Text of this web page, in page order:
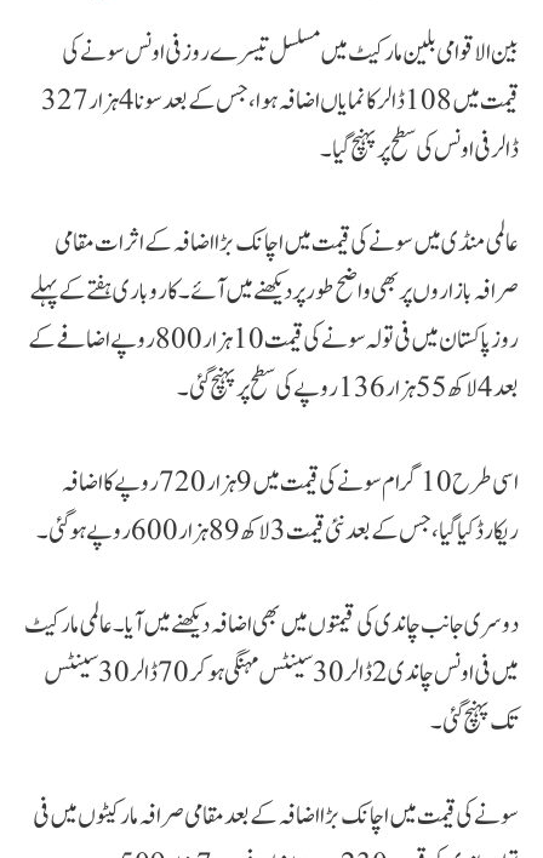
بین الاقوامی بلین مارکیٹ میں مسلسل تیسرے روز فی اونس سونے کی
قیمت میں 108 ڈالر کا نمایاں اضافہ ہوا، جس کے بعد سونا 4 ہزار 327
ڈالر فی اونس کی سطح پر پہنچ گیا۔
عالمی منڈی میں سونے کی قیمت میں اچانک بڑا اضافہ کے اثرات مقامی
صرافہ بازاروں پر بھی واضح طور پر دیکھنے میں آئے۔ کاروباری ہفتے کے پہلے
روز پاکستان میں فی تولہ سونے کی قیمت 10 ہزار 800 روپے اضافے کے
بعد 4 لاکھ 55 ہزار 136 روپے کی سطح پر پہنچ گئی۔
اسی طرح 10 گرام سونے کی قیمت میں 9 ہزار 720 روپے کا اضافہ
ریکارڈ کیا گیا، جس کے بعد نئی قیمت 3 لاکھ 89 ہزار 600 روپے ہوگئی۔
دوسری جانب چاندی کی قیمتوں میں بھی اضافہ دیکھنے میں آیا۔ عالمی مارکیٹ
میں فی اونس چاندی 2 ڈالر 30 سینٹس مہنگی ہو کر 70 ڈالر 30 سینٹس
تک پہنچ گئی۔
سونے کی قیمت میں اچانک بڑا اضافہ کے بعد مقامی صرافہ مارکیٹوں میں فی